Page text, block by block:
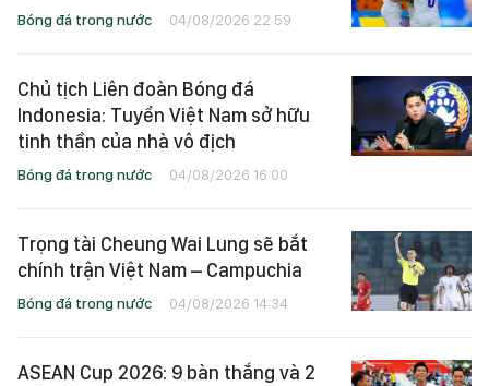
Bóng đá trong nước 04/08/2026 22:59
Chủ tịch Liên đoàn Bóng đá
Indonesia: Tuyển Việt Nam sở hữu
tinh thần của nhà vô địch
Bóng đá trong nước 04/08/2026 16:00
Trọng tài Cheung Wai Lung sẽ bắt
chính trận Việt Nam – Campuchia
Bóng đá trong nước 04/08/2026 14:34
ASEAN Cup 2026: 9 bàn thắng và 2